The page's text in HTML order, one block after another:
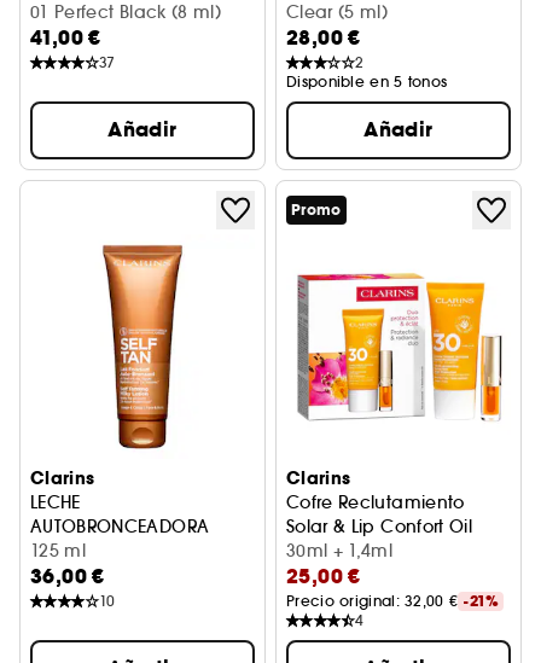
01 Perfect Black (8 ml)
41,00 €
37
Añadir
Gel de cejas
Clear (5 ml)
28,00 €
2
Disponible en 5 tonos
Añadir
Clarins
LECHE
AUTOBRONCEADORA
Leche autobronceadora para el rostro y el cuerpo
125 ml
36,00 €
10
Promo
Clarins
Cofre Reclutamiento
Solar & Lip Confort Oil
30ml + 1,4ml
25,00 €
Precio original: 32,00 € -21%
4